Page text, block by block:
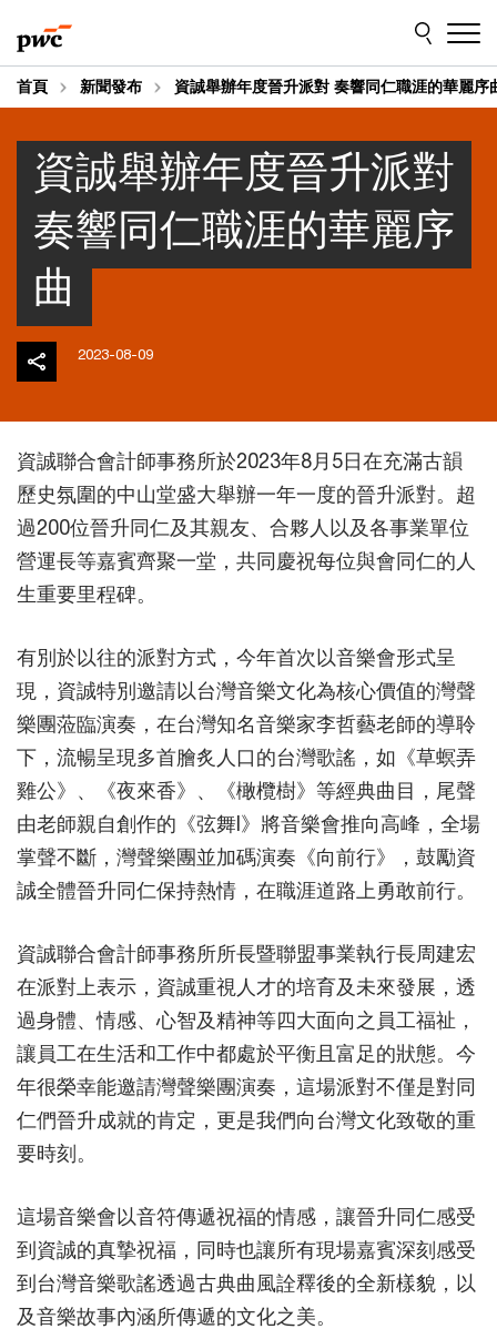
to
content
to
footer
首頁 新聞發布 資誠舉辦年度晉升派對 奏響同仁職涯的華麗序
資誠舉辦年度晉升派對
奏響同仁職涯的華麗序
曲
2023-08-09
資誠聯合會計師事務所於2023年8月5日在充滿古韻
歷史氛圍的中山堂盛大舉辦一年一度的晉升派對。超
過200位晉升同仁及其親友、合夥人以及各事業單位
營運長等嘉賓齊聚一堂，共同慶祝每位與會同仁的人
生重要里程碑。
有別於以往的派對方式，今年首次以音樂會形式呈
現，資誠特別邀請以台灣音樂文化為核心價值的灣聲
樂團蒞臨演奏，在台灣知名音樂家李哲藝老師的導聆
下，流暢呈現多首膾炙人口的台灣歌謠，如《草螟弄
雞公》、《夜來香》、《橄欖樹》等經典曲目，尾聲
由老師親自創作的《弦舞I》將音樂會推向高峰，全場
掌聲不斷，灣聲樂團並加碼演奏《向前行》，鼓勵資
誠全體晉升同仁保持熱情，在職涯道路上勇敢前行。
資誠聯合會計師事務所所長暨聯盟事業執行長周建宏
在派對上表示，資誠重視人才的培育及未來發展，透
過身體、情感、心智及精神等四大面向之員工福祉，
讓員工在生活和工作中都處於平衡且富足的狀態。今
年很榮幸能邀請灣聲樂團演奏，這場派對不僅是對同
仁們晉升成就的肯定，更是我們向台灣文化致敬的重
要時刻。
這場音樂會以音符傳遞祝福的情感，讓晉升同仁感受
到資誠的真摯祝福，同時也讓所有現場嘉賓深刻感受
到台灣音樂歌謠透過古典曲風詮釋後的全新樣貌，以
及音樂故事內涵所傳遞的文化之美。